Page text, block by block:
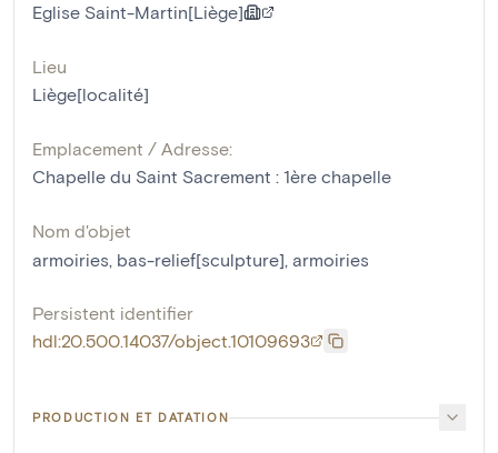
Eglise Saint-Martin[Liège]
Lieu
Liège[localité]
Emplacement / Adresse:
Chapelle du Saint Sacrement : 1ère chapelle
Nom d'objet
armoiries, bas-relief[sculpture], armoiries
Persistent identifier
hdl:20.500.14037/object.10109693
PRODUCTION ET DATATION